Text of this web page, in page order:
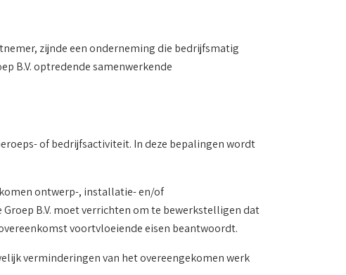
zijnde een onderneming die bedrijfsmatig
B.V. optredende samenwerkende
of bedrijfsactiviteit. In deze bepalingen wordt
ontwerp-, installatie- en/of
B.V. moet verrichten om te bewerkstelligen dat
voortvloeiende eisen beantwoordt.
verminderingen van het overeengekomen werk